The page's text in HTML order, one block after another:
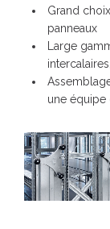
Grand
panneaux
Large
une équipe